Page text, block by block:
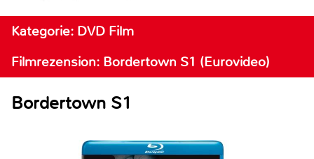
Kategorie: DVD Film
Filmrezension: Bordertown S1 (Eurovideo)
Bordertown S1